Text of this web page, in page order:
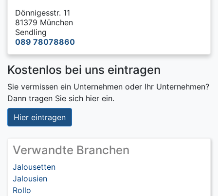
Dönnigesstr. 11
81379 München
Sendling
089 78078860
Kostenlos bei uns eintragen
Sie vermissen ein Unternehmen oder Ihr Unternehmen?
Dann tragen Sie sich hier ein.
Hier eintragen
Verwandte Branchen
Jalousetten
Jalousien
Rollo